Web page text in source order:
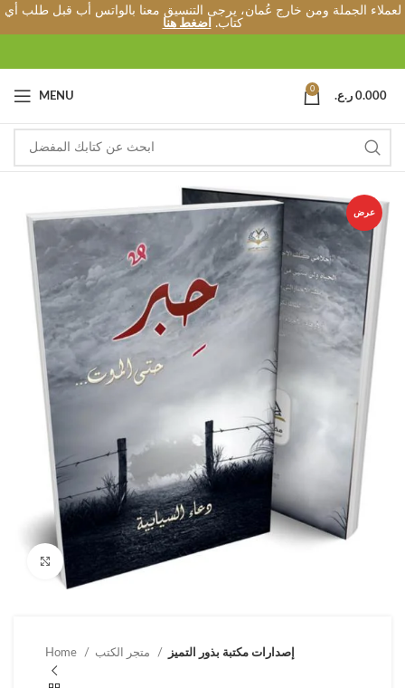
لعملاء الجملة ومن خارج عُمان، يرجى التنسيق معنا بالواتس أب قبل طلب أي
كتاب.
اضغط هنا
MENU
0
0.000 ر.ع.
عرض
Click to enlarge
Home إصدارات مكتبة بذور التميز